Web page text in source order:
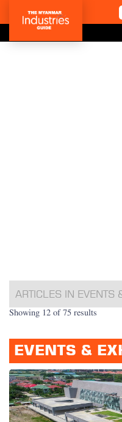
ARTICLES IN EVENTS
Showing 12 of 75 results
EVENTS &